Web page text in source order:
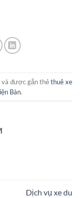
và được gắn thẻthuê xe
Bàn.
Dịch vụ xe du